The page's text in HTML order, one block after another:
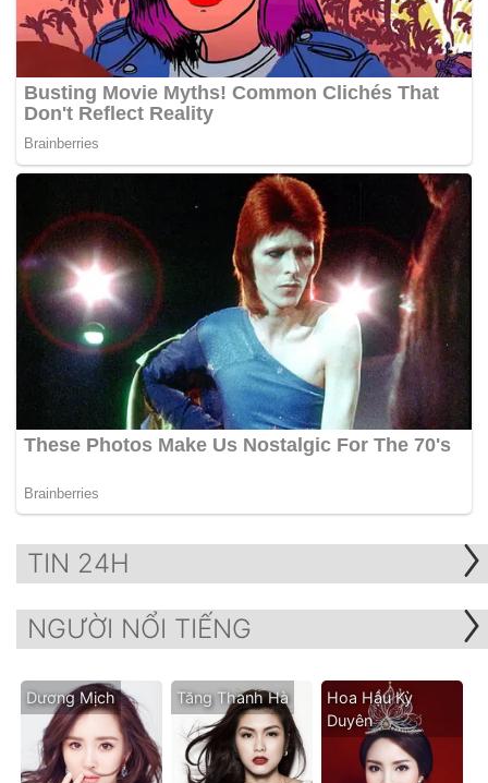
TIN 24H
NGƯỜI NỔI TIẾNG
Dương Mịch Tăng Thanh Hà
Hoa Hậu Kỳ
Duyên